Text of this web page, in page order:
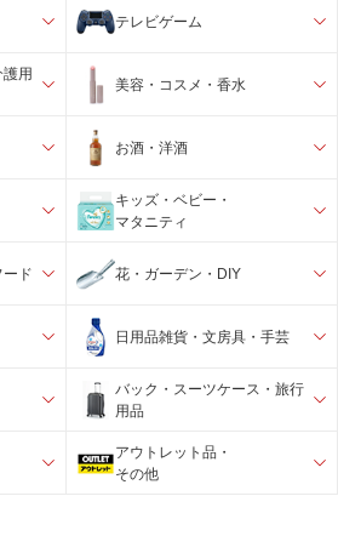
テレビゲーム
用
美容・コスメ・香水
お酒・洋酒
キッズ・ベビー・
マタニティ
ド 花・ガーデン・DIY
日用品雑貨・文房具・手芸
バック・スーツケース・旅行
用品
アウトレット品・
その他